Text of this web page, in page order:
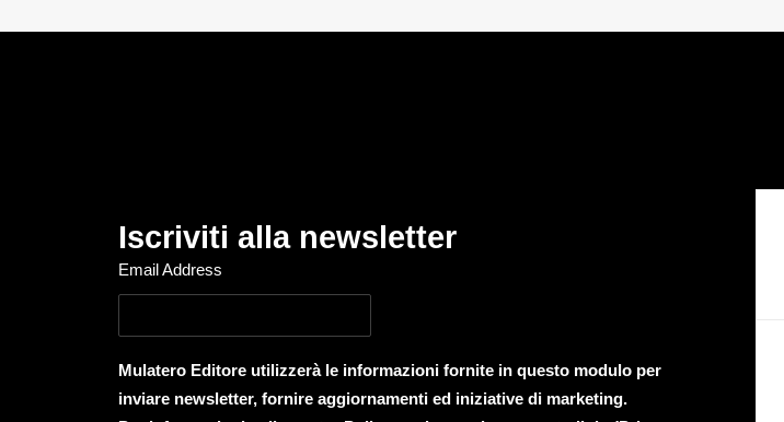
Iscriviti alla newsletter
Email Address
Mulatero Editore utilizzerà le informazioni fornite in questo modulo per
inviare newsletter, fornire aggiornamenti ed iniziative di marketing.